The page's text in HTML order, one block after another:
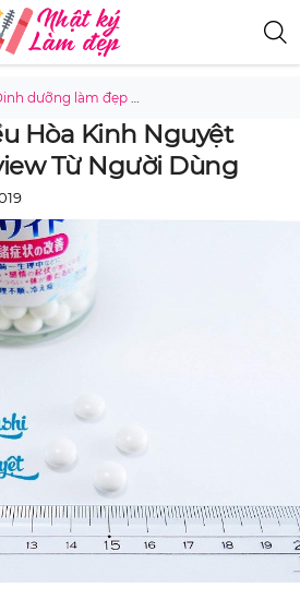
dưỡng làm đẹp
Hòa Kinh Nguyệt
Từ Người Dùng